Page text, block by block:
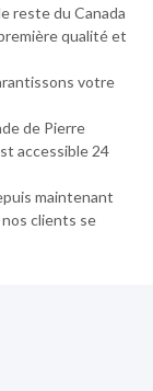
reste du Canada
qualité et
votre
de Pierre
accessible 24
maintenant
clients se